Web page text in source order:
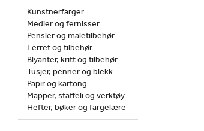
Kunstnerfarger
Medier og fernisser
Pensler og maletilbehør
Lerret og tilbehør
Blyanter, kritt og tilbehør
Tusjer, penner og blekk
Papir og kartong
Mapper, staffeli og verktøy
Hefter, bøker og fargelære